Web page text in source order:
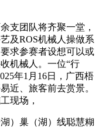
团队将齐聚一堂，
及ROS机械人操做系
求参赛者设想可以或
机械人。一位“行
年1月16日，广西梧
近、旅客前去赏景。
现场，
）巢（湖）线聪慧糊